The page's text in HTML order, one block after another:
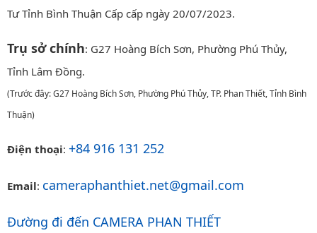
Tư Tỉnh Bình Thuận Cấp cấp ngày 20/07/2023.
Trụ sở chính: G27 Hoàng Bích Sơn, Phường Phú Thủy,
Tỉnh Lâm Đồng.
(Trước đây: G27 Hoàng Bích Sơn, Phường Phú Thủy, TP. Phan Thiết, Tỉnh Bình
Thuận)
Điện thoại: +84 916 131 252
Email: cameraphanthiet.net@gmail.com
Đường đi đến CAMERA PHAN THIẾT